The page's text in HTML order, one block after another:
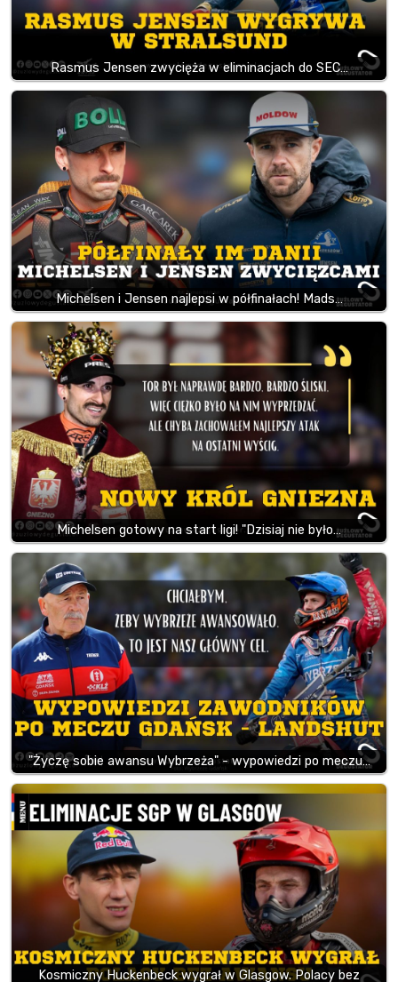
Rasmus Jensen zwycięża w eliminacjach do SEC…
Michelsen i Jensen najlepsi w półfinałach! Mads…
Michelsen gotowy na start ligi! "Dzisiaj nie było…
"Życzę sobie awansu Wybrzeża" - wypowiedzi po meczu…
Kosmiczny Huckenbeck wygrał w Glasgow. Polacy bez